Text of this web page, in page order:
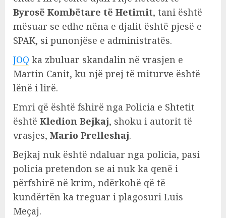
Byrosë Kombëtare të Hetimit, tani është
mësuar se edhe nëna e djalit është pjesë e
SPAK, si punonjëse e administratës.
JOQ ka zbuluar skandalin në vrasjen e
Martin Canit, ku një prej të miturve është
lënë i lirë.
Emri që është fshirë nga Policia e Shtetit
është Kledion Bejkaj, shoku i autorit të
vrasjes, Mario Prelleshaj.
Bejkaj nuk është ndaluar nga policia, pasi
policia pretendon se ai nuk ka qenë i
përfshirë në krim, ndërkohë që të
kundërtën ka treguar i plagosuri Luis
Meçaj.